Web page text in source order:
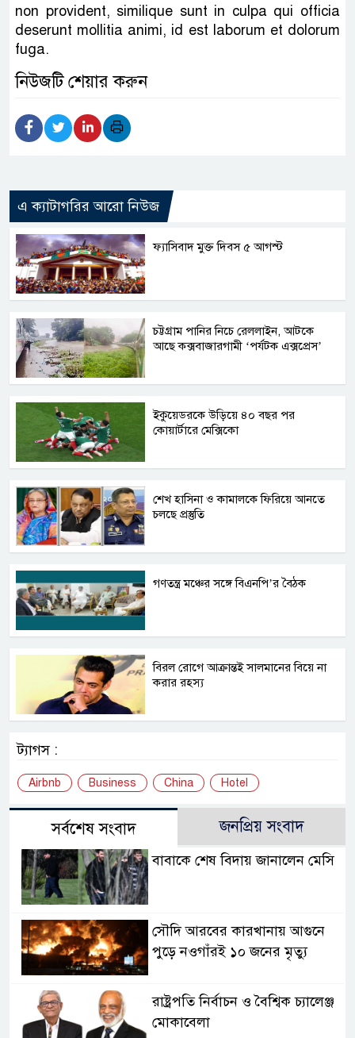
non provident, similique sunt in culpa qui officia
deserunt mollitia animi, id est laborum et dolorum
fuga.
নিউজটি শেয়ার করুন
এ ক্যাটাগরির আরো নিউজ
ফ্যাসিবাদ মুক্ত দিবস ৫ আগস্ট
চট্টগ্রাম পানির নিচে রেললাইন, আটকে
আছে কক্সবাজারগামী ‘পর্যটক এক্সপ্রেস’
ইকুয়েডরকে উড়িয়ে ৪০ বছর পর
কোয়ার্টারে মেক্সিকো
শেখ হাসিনা ও কামালকে ফিরিয়ে আনতে
চলছে প্রস্তুতি
গণতন্ত্র মঞ্চের সঙ্গে বিএনপি’র বৈঠক
বিরল রোগে আক্রান্তই সালমানের বিয়ে না
করার রহস্য
ট্যাগস :
Airbnb Business China Hotel
সর্বশেষ সংবাদ জনপ্রিয় সংবাদ
বাবাকে শেষ বিদায় জানালেন মেসি
সৌদি আরবের কারখানায় আগুনে
পুড়ে নওগাঁরই ১০ জনের মৃত্যু
রাষ্ট্রপতি নির্বাচন ও বৈশ্বিক চ্যালেঞ্জ
মোকাবেলা